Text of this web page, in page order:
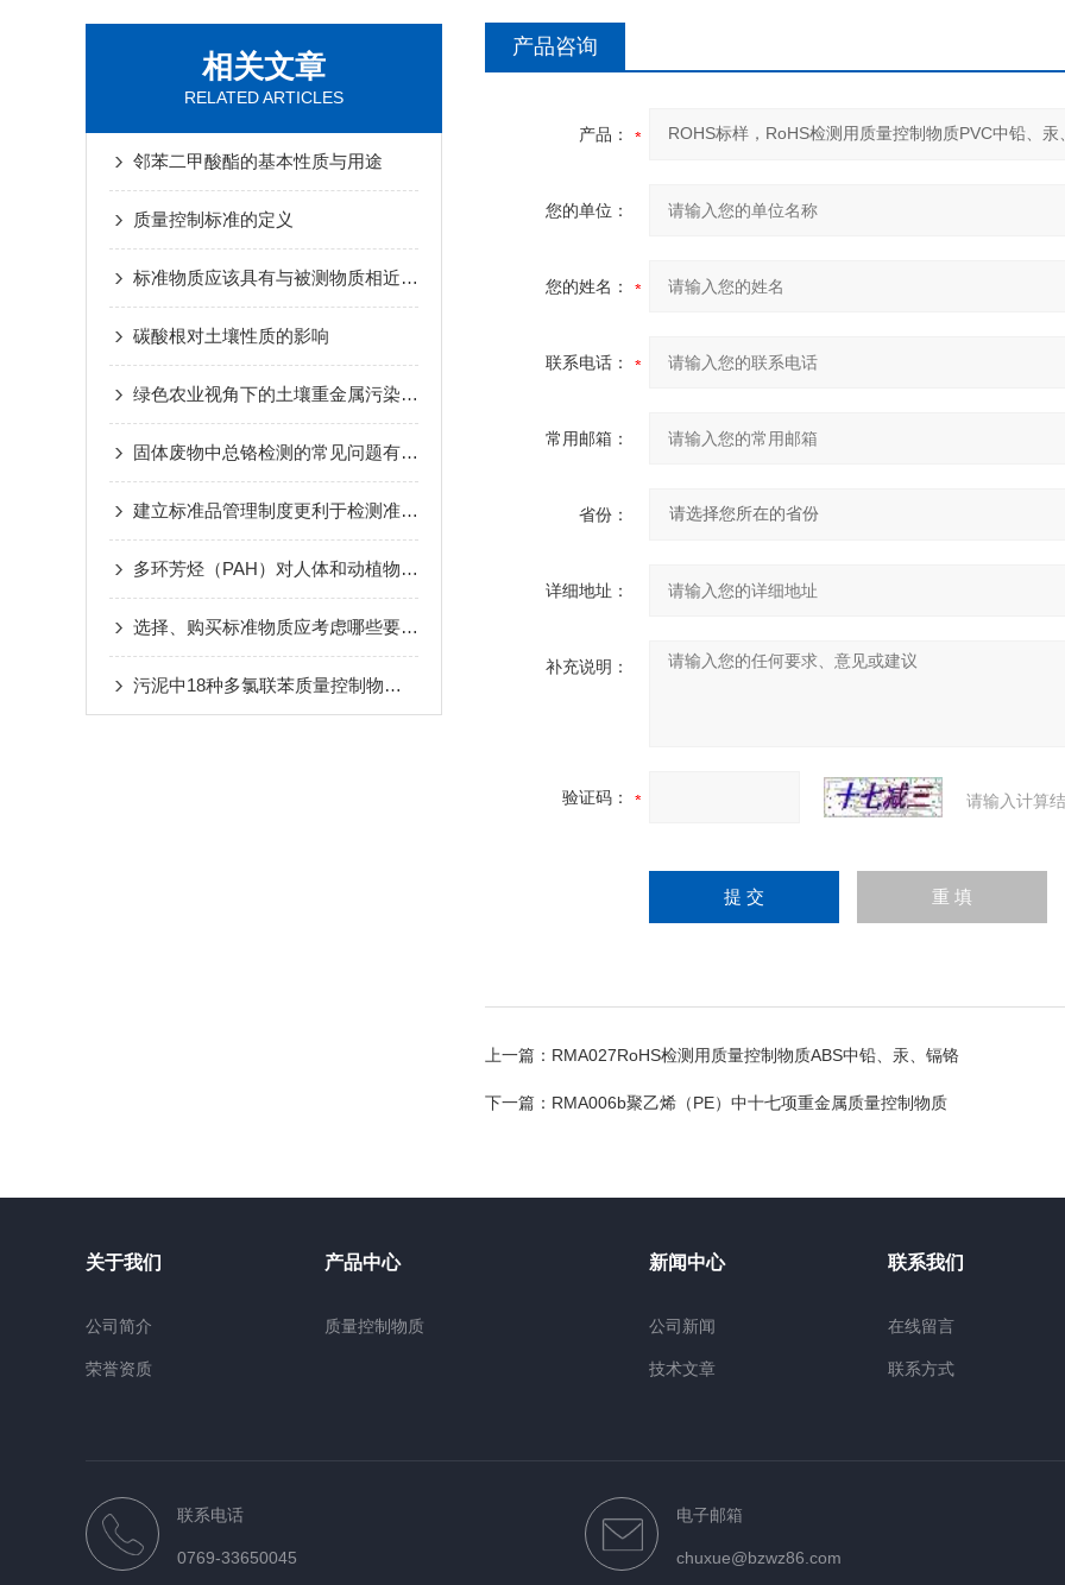
相关文章
RELATED ARTICLES
邻苯二甲酸酯的基本性质与用途
质量控制标准的定义
标准物质应该具有与被测物质相近的组成和特性
碳酸根对土壤性质的影响
绿色农业视角下的土壤重金属污染防控对策
固体废物中总铬检测的常见问题有哪些？
建立标准品管理制度更利于检测准确性
多环芳烃（PAH）对人体和动植物的危害
选择、购买标准物质应考虑哪些要素？
污泥中18种多氯联苯质量控制物质介绍内容
产品咨询
产品：
您的单位：
您的姓名：
联系电话：
常用邮箱：
省份：
详细地址：
补充说明：
验证码： 请输入计算
上一篇： RMA027RoHS检测用质量控制物质ABS中铅、汞、镉铬
下一篇： RMA006b聚乙烯（PE）中十七项重金属质量控制物质
关于我们
公司简介
荣誉资质
产品中心
质量控制物质
新闻中心
公司新闻
技术文章
联系我们
在线留言
联系方式
联系电话
0769-33650045
电子邮箱
chuxue@bzwz86.com